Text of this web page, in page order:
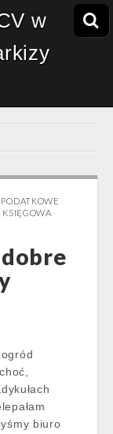
w
KSIĘGOWA
biuro